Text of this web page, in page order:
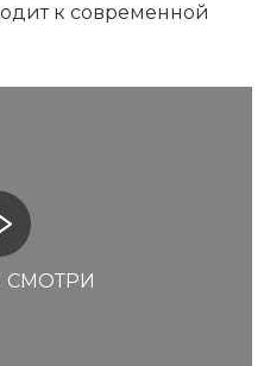
к современной